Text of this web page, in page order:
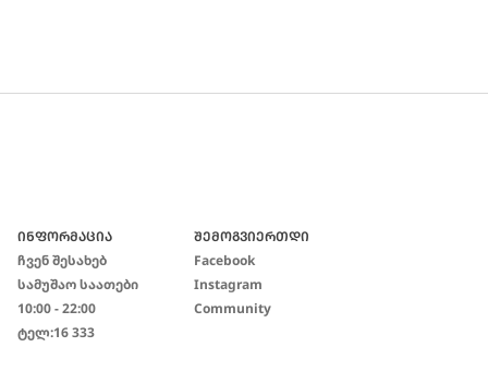
ᲘᲜᲤᲝᲠᲛᲐᲪᲘᲐ
Ჩვენ Შესახებ
Სამუშაო Საათები
10:00 - 22:00
Ტელ:16 333
ᲨᲔᲛᲝᲒᲕᲘᲔᲠᲗᲓᲘ
Facebook
Instagram
Community